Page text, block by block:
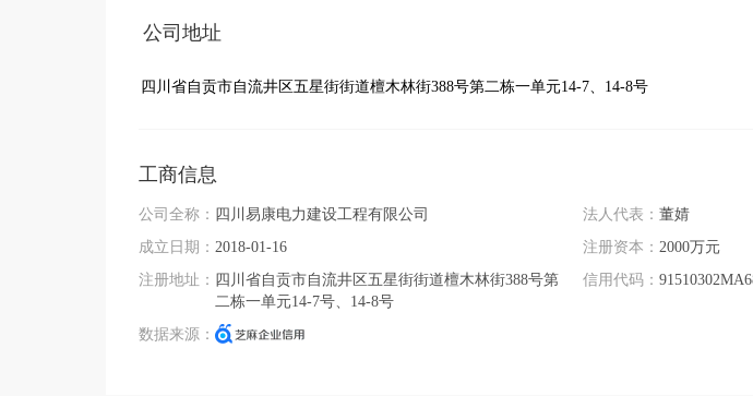
公司地址
四川省自贡市自流井区五星街街道檀木林街388号第二栋一单元14-7、14-8号
工商信息
公司全称： 四川易康电力建设工程有限公司
成立日期： 2018-01-16
注册地址： 四川省自贡市自流井区五星街街道檀木林街388号第
二栋一单元14-7号、14-8号
数据来源：
法人代表： 董婧
注册资本： 2000万元
信用代码：